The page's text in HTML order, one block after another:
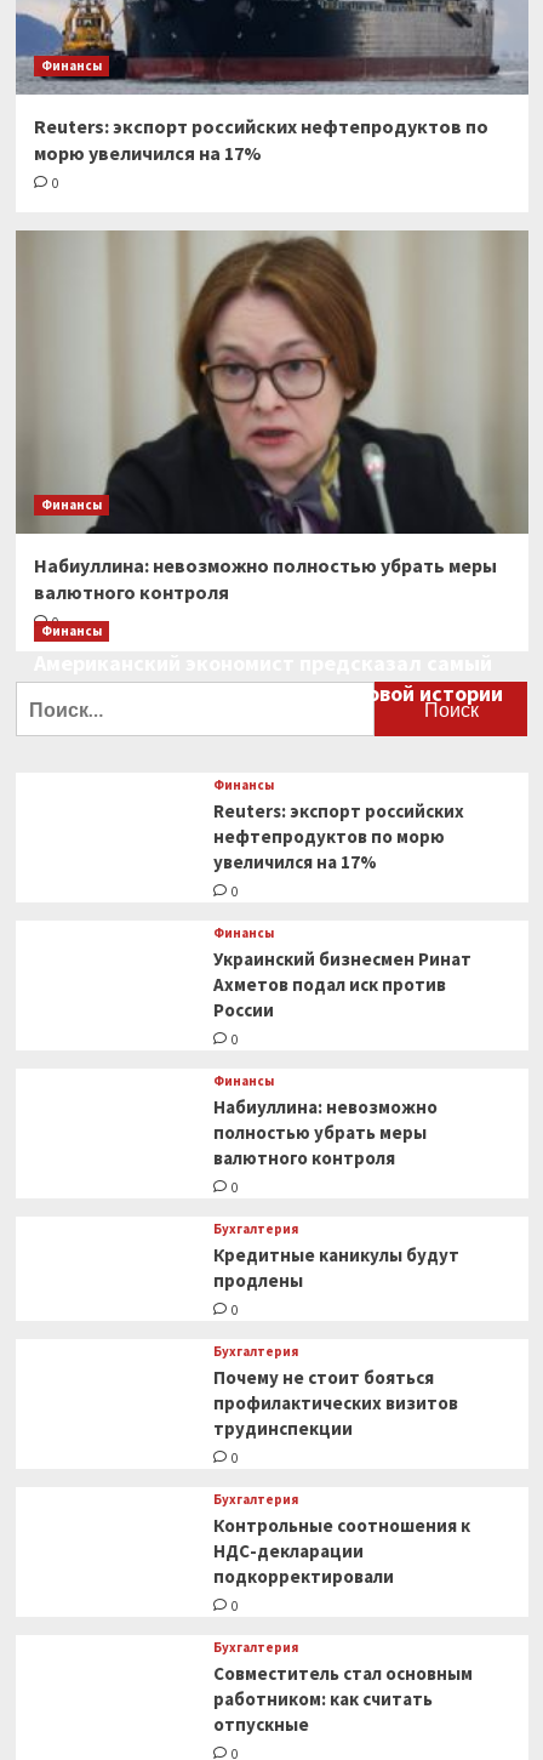
Финансы
Reuters: экспорт российских нефтепродуктов по
морю увеличился на 17%
0
Финансы
Набиуллина: невозможно полностью убрать меры
валютного контроля
0
Финансы
большой финансовый крах в мировой истории
Финансы
Reuters: экспорт российских
нефтепродуктов по морю
увеличился на 17%
0
Финансы
Украинский бизнесмен Ринат
Ахметов подал иск против
России
0
Финансы
Набиуллина: невозможно
полностью убрать меры
валютного контроля
0
Бухгалтерия
Кредитные каникулы будут
продлены
0
Бухгалтерия
Почему не стоит бояться
профилактических визитов
трудинспекции
0
Бухгалтерия
Контрольные соотношения к
НДС-декларации
подкорректировали
0
Бухгалтерия
Совместитель стал основным
работником: как считать
отпускные
0